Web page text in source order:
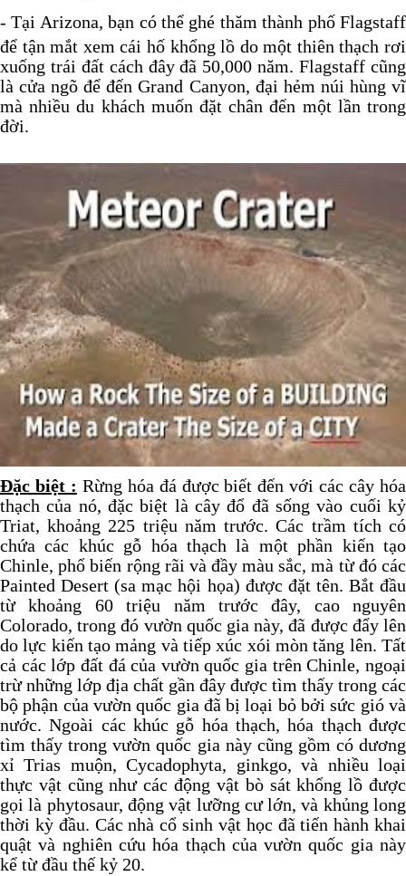
- Tại Arizona, bạn có thể ghé thăm thành phố Flagstaff
để tận mắt xem cái hố khổng lồ do một thiên thạch rơi
xuống trái đất cách đây đã 50,000 năm. Flagstaff cũng
là cửa ngõ để đến Grand Canyon, đại hẻm núi hùng vĩ
mà nhiều du khách muốn đặt chân đến một lần trong
đời.
Đặc biệt : Rừng hóa đá được biết đến với các cây hóa
thạch của nó, đặc biệt là cây đổ đã sống vào cuối kỷ
Triat, khoảng 225 triệu năm trước. Các trầm tích có
chứa các khúc gỗ hóa thạch là một phần kiến tạo
Chinle, phổ biến rộng rãi và đầy màu sắc, mà từ đó các
Painted Desert (sa mạc hội họa) được đặt tên. Bắt đầu
từ khoảng 60 triệu năm trước đây, cao nguyên
Colorado, trong đó vườn quốc gia này, đã được đẩy lên
do lực kiến tạo mảng và tiếp xúc xói mòn tăng lên. Tất
cả các lớp đất đá của vườn quốc gia trên Chinle, ngoại
trừ những lớp địa chất gần đây được tìm thấy trong các
bộ phận của vườn quốc gia đã bị loại bỏ bởi sức gió và
nước. Ngoài các khúc gỗ hóa thạch, hóa thạch được
tìm thấy trong vườn quốc gia này cũng gồm có dương
xỉ Trias muộn, Cycadophyta, ginkgo, và nhiều loại
thực vật cũng như các động vật bò sát khổng lồ được
gọi là phytosaur, động vật lưỡng cư lớn, và khủng long
thời kỳ đầu. Các nhà cổ sinh vật học đã tiến hành khai
quật và nghiên cứu hóa thạch của vườn quốc gia này
kể từ đầu thế kỷ 20.